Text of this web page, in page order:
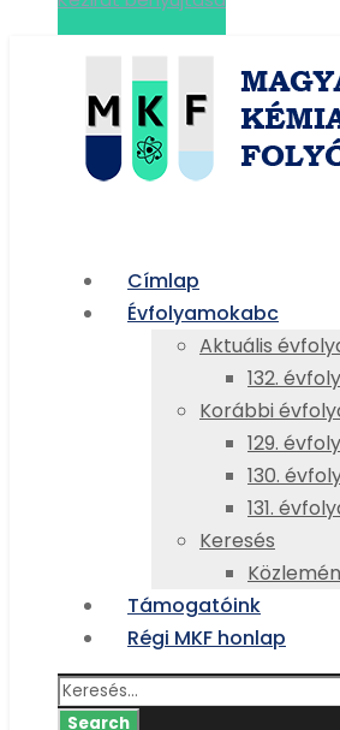
Címlap
Évfolyamokabc
Aktuális
132.
Korábbi
129.
130.
131.
Keresés
Támogatóink
Régi MKF honlap